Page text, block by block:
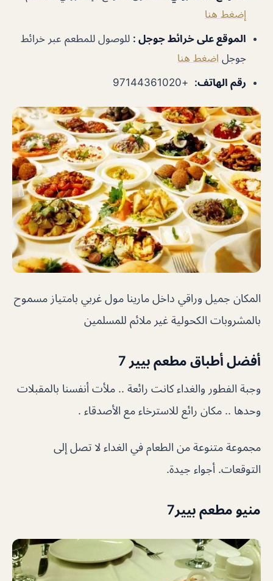
إضغط هنا
الموقع على خرائط جوجل : للوصول للمطعم عبر خرائط
جوجل اضغط هنا
رقم الهاتف:
+97144361020
المكان جميل وراقي داخل مارينا مول غربي بامتياز مسموح
بالمشروبات الكحولية غير ملائم للمسلمين
أفضل أطباق مطعم بيير 7
وجبة الفطور والغداء كانت رائعة .. ملأت أنفسنا بالمقبلات
وحدها .. مكان رائع للاسترخاء مع الأصدقاء .
مجموعة متنوعة من الطعام في الغداء لا تصل إلى
التوقعات. أجواء جيدة.
منيو مطعم بيير7